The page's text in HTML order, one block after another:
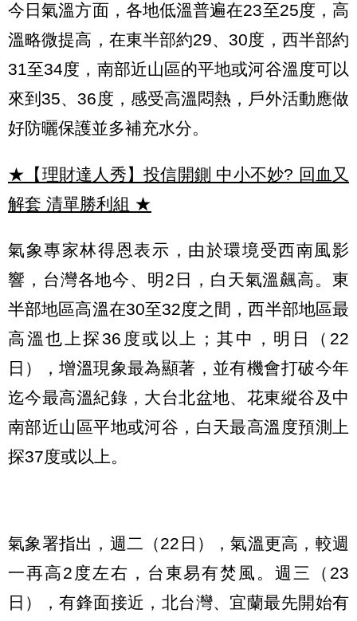
今日氣溫方面，各地低溫普遍在23至25度，高
溫略微提高，在東半部約29、30度，西半部約
31至34度，南部近山區的平地或河谷溫度可以
來到35、36度，感受高溫悶熱，戶外活動應做
好防曬保護並多補充水分。
★【理財達人秀】投信開鍘 中小不妙? 回血又
解套 清單勝利組 ★
氣象專家林得恩表示，由於環境受西南風影
響，台灣各地今、明2日，白天氣溫飆高。東
半部地區高溫在30至32度之間，西半部地區最
高溫也上探36度或以上；其中，明日（22
日），增溫現象最為顯著，並有機會打破今年
迄今最高溫紀錄，大台北盆地、花東縱谷及中
南部近山區平地或河谷，白天最高溫度預測上
探37度或以上。
氣象署指出，週二（22日），氣溫更高，較週
一再高2度左右，台東易有焚風。週三（23
日），有鋒面接近，北台灣、宜蘭最先開始有